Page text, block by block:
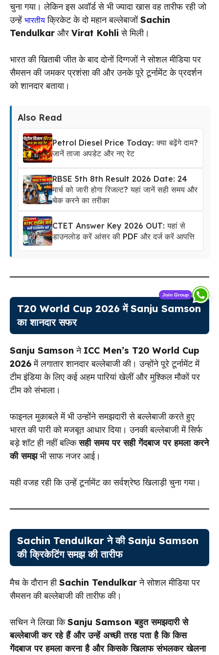
Join Group
चुना गया। लेकिन इस अवॉर्ड से भी ज्यादा खास वह तारीफ रही जो
उन्हें भारतीय क्रिकेट के दो महान बल्लेबाजोंSachin
Tendulkar और Virat Kohli से मिली।
भारत की खिताबी जीत के बाद दोनों दिग्गजों ने सोशल मीडिया पर
सैमसन की जमकर प्रशंसा की और उनके पूरे टूर्नामेंट के प्रदर्शन
को शानदार बताया।
Also Read
Petrol Diesel Price Today: क्या बढ़ेंगे दाम?
जानें ताजा अपडेट और नए रेट
RBSE 5th 8th Result 2026 Date: 24
मार्च को जारी होगा रिजल्ट? यहां जानें सही समय और
चेक करने का तरीका
CTET Answer Key 2026 OUT: यहां से
डाउनलोड करें आंसर की PDF और दर्ज करें आपत्ति
T20 World Cup 2026 में Sanju Samson
का शानदार सफर
Sanju Samson ने ICC Men’s T20 World Cup
2026में लगातार शानदार बल्लेबाजी की। उन्होंने पूरे टूर्नामेंट में
टीम इंडिया के लिए कई अहम पारियां खेलीं और मुश्किल मौकों पर
टीम को संभाला।
फाइनल मुकाबले में भी उन्होंने समझदारी से बल्लेबाजी करते हुए
भारत की पारी को मजबूत आधार दिया। उनकी बल्लेबाजी में सिर्फ
बड़े शॉट ही नहीं बल्किसही समय पर सही गेंदबाज पर हमला करने
की समझभी साफ नजर आई।
यही वजह रही कि उन्हें टूर्नामेंट का सर्वश्रेष्ठ खिलाड़ी चुना गया।
Sachin Tendulkar ने की Sanju Samson
की क्रिकेटिंग समझ की तारीफ
मैच के दौरान हीSachin Tendulkarने सोशल मीडिया पर
सैमसन की बल्लेबाजी की तारीफ की।
सचिन ने लिखा किSanju Samson बहुत समझदारी से
बल्लेबाजी कर रहे हैं और उन्हें अच्छी तरह पता है कि किस
गेंदबाज पर हमला करना है और किसके खिलाफ संभलकर खेलना